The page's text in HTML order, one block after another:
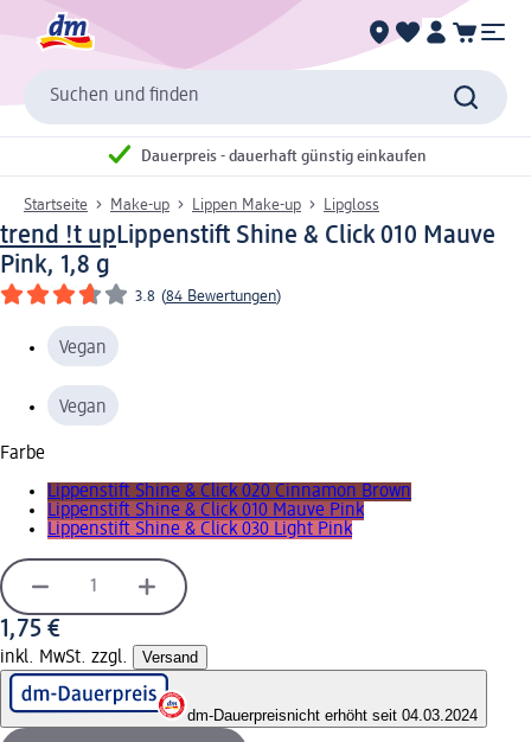
Suchen und finden
Dauerpreis - dauerhaft günstig einkaufen
Startseite Make-up Lippen Make-up Lipgloss
trend !t upLippenstift Shine & Click 010 Mauve
Pink, 1,8 g
3.8 (84 Bewertungen)
Vegan
Vegan
Farbe
Lippenstift Shine & Click 020 Cinnamon Brown
Lippenstift Shine & Click 010 Mauve Pink
Lippenstift Shine & Click 030 Light Pink
1,75 €
inkl. MwSt. zzgl. Versand
dm-Dauerpreisnicht erhöht seit 04.03.2024